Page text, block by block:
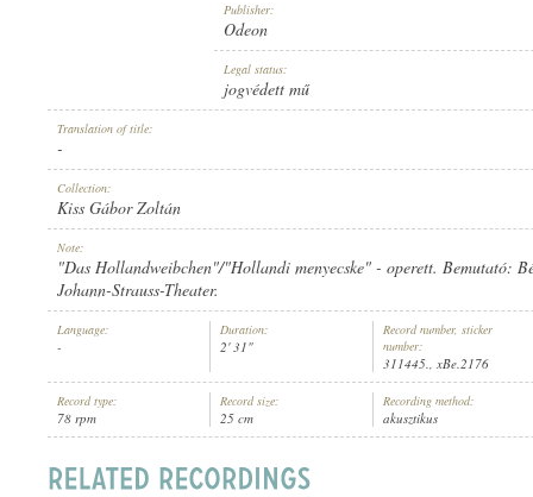
ARTIST: ODEON-TANZ-MUSIK
311445.
Publisher:
Odeon
Legal status:
jogvédett mű
Translation of title:
-
Collection:
Kiss Gábor Zoltán
Note:
"Das Hollandweibchen"/"Hollandi menyecske" - operett. Bemutató:
Johann-Strauss-Theater.
Language:
-
Duration:
2' 31"
Record number, sticker
number:
311445., xBe.2176
Record type:
78 rpm
Record size:
25 cm
Recording method:
akusztikus